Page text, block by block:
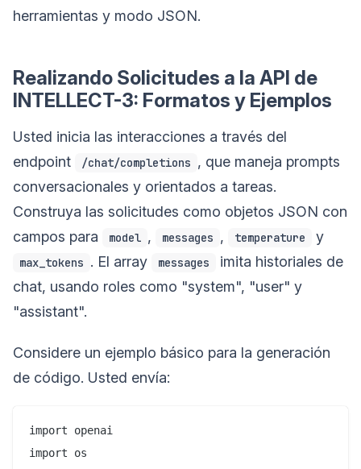
herramientas y modo JSON.
Realizando Solicitudes a la API de
INTELLECT-3: Formatos y Ejemplos
Usted inicia las interacciones a través del
endpoint
/chat/completions , que maneja prompts
conversacionales y orientados a tareas.
Construya las solicitudes como objetos JSON con
campos para
model , messages , temperature y
max_tokens . El array messages
imita historiales de
chat, usando roles como "system", "user" y
"assistant".
Considere un ejemplo básico para la generación
de código. Usted envía:
import openai
import os